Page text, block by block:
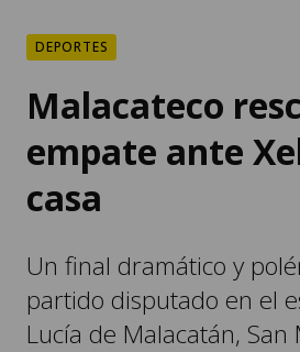
DEPORTES
Malacateco
empate ante
casa
Un final dramático y
partido disputado en el
Lucía de Malacatán, San